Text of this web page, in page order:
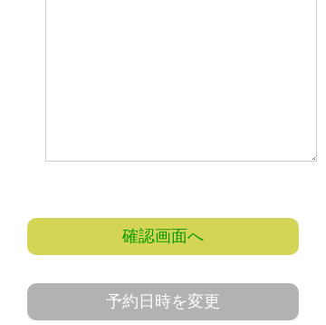
確認画面へ
予約日時を変更